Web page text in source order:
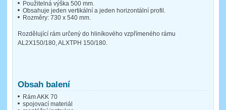
Použitelná výška 500 mm.
Obsahuje jeden vertikální a jeden horizontální profil.
Rozměry: 730 x 540 mm.
Rozdělující rám určený do hliníkového vzpřímeného rámu
AL2X150/180, ALXTPH 150/180.
Obsah balení
Rám AKK 70
spojovací materiál